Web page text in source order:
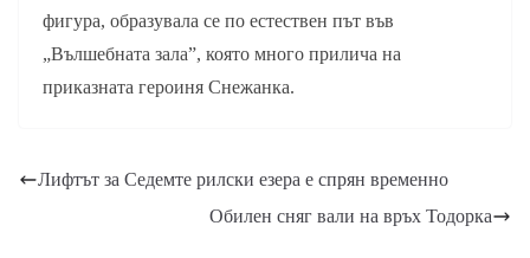
фигура, образувала се по естествен път във
„Вълшебната зала”, която много прилича на
приказната героиня Снежанка.
Лифтът за Седемте рилски езера е спрян временно
Обилен сняг вали на връх Тодорка